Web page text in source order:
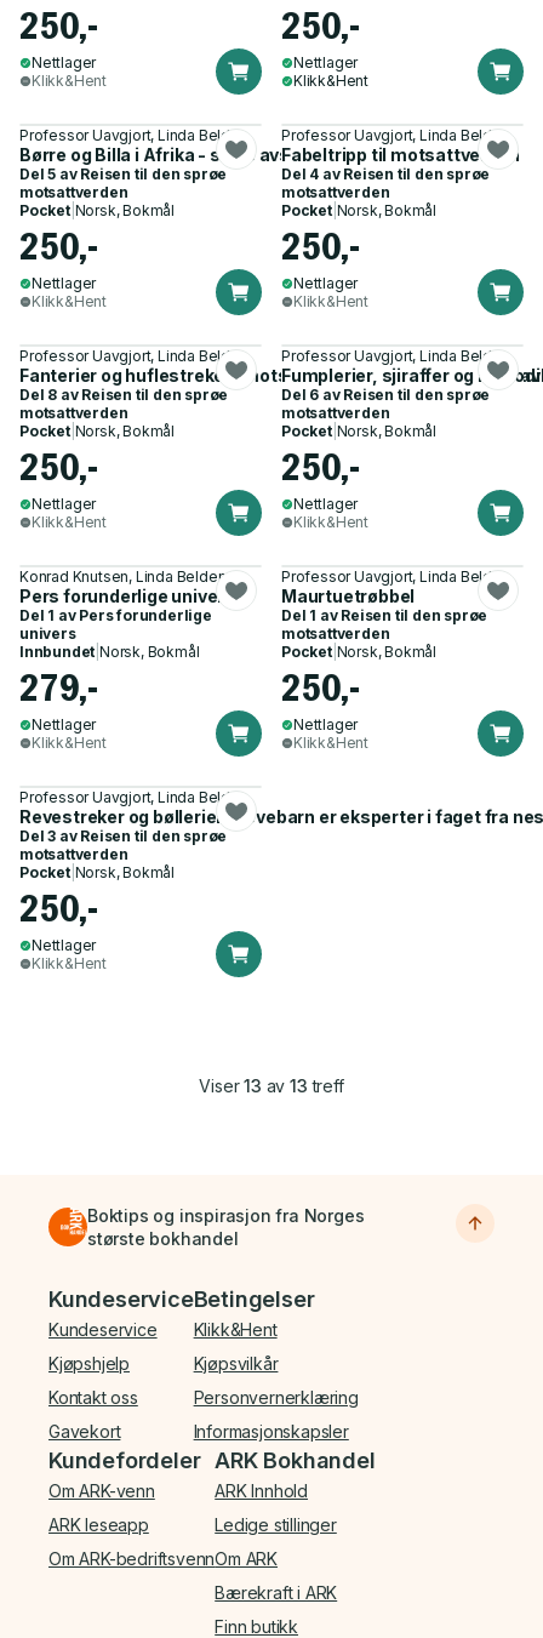
250,-
Nettlager
Klikk&Hent
250,-
Nettlager
Klikk&Hent
Professor Uavgjort, Linda Belden
Børre og Billa i Afrika - store avsløringer i hytt, pytt og pine
Del 5 av Reisen til den sprøe
motsattverden
Pocket| Norsk, Bokmål
250,-
Nettlager
Klikk&Hent
Professor Uavgjort, Linda Belden
Fabeltripp til motsattverden
Del 4 av Reisen til den sprøe
motsattverden
Pocket| Norsk, Bokmål
250,-
Nettlager
Klikk&Hent
Professor Uavgjort, Linda Belden
Fanterier og huflestreker i motsattverden - en vill skapelse
Del 8 av Reisen til den sprøe
motsattverden
Pocket| Norsk, Bokmål
250,-
Nettlager
Klikk&Hent
Professor Uavgjort, Linda Belden
Fumplerier, sjiraffer og
Del 6 av Reisen til den sprøe
motsattverden
Pocket| Norsk, Bokmål
250,-
Nettlager
Klikk&Hent
Konrad Knutsen, Linda Belden
Pers forunderlige univers
Del 1 av Pers forunderlige
univers
Innbundet |Norsk, Bokmål
279,-
Nettlager
Klikk&Hent
Professor Uavgjort, Linda Belden
Maurtuetrøbbel
Del 1 av Reisen til den sprøe
motsattverden
Pocket| Norsk, Bokmål
250,-
Nettlager
Klikk&Hent
Professor Uavgjort, Linda Belden
Revestreker og bøllerier - revebarn er eksperter i faget fra
Del 3 av Reisen til den sprøe
motsattverden
Pocket| Norsk, Bokmål
250,-
Nettlager
Klikk&Hent
Viser13 av 13 treff
Boktips og inspirasjon fra Norges
største bokhandel
Bunnmeny
Kundeservice
Kundeservice
Kjøpshjelp
Kontakt oss
Gavekort
Betingelser
Klikk&Hent
Kjøpsvilkår
Personvernerklæring
Informasjonskapsler
Kundefordeler
Om ARK-venn
ARK leseapp
Om ARK-bedriftsvenn
ARK Bokhandel
ARK Innhold
Ledige stillinger
Om ARK
Bærekraft i ARK
Finn butikk